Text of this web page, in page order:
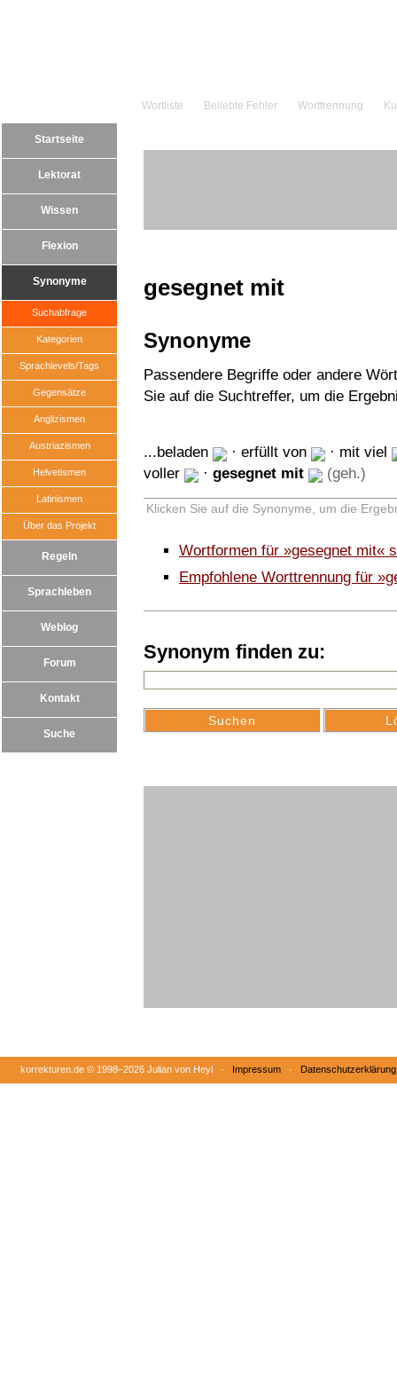
Wortliste Beliebte Fehler Worttrennung
Startseite
Lektorat
Wissen
Flexion
Synonyme
Suchabfrage
Kategorien
Sprachlevels/Tags
Gegensätze
Anglizismen
Austriazismen
Helvetismen
Latinismen
Über das Projekt
Regeln
Sprachleben
Weblog
Forum
Kontakt
Suche
gesegnet mit
Synonyme
Passendere Begriffe oder andere
Sie auf die Suchtreffer, um die
...beladen · erfüllt von · mit viel
voller
· gesegnet mit (geh.)
Klicken Sie auf die Synonyme, um die
Wortformen für »gesegnet mit«
Empfohlene Worttrennung für
Synonym finden zu:
korrekturen.de © 1998–2026 Julian von Heyl · Impressum · Datenschutzerklärung